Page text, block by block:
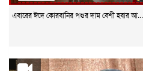
এবারের ঈদে কোরবানির পশুর দাম বেশী হবার আ...